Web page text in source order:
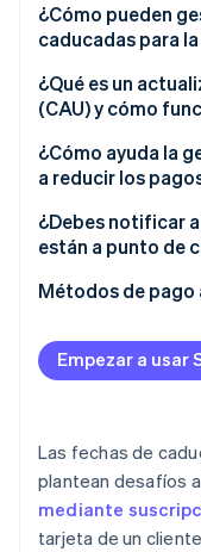
Stripe
Descubre
para la IA.
Ver ahora
¿Cómo pueden
caducadas para
Monitoriza las
Notifica a los
Facilita las
Prepara un
Ofrece un método
Usa un
¿Qué es un
(CAU) y cómo
¿Cómo ayuda la
a reducir los
Reintentos de
Notificaciones
Períodos de gracia
¿Debes notificar
están a punto de
Métodos de
Adeudos directos
Monederos
Método de pago
Métodos de pago
Empezar a usar
Las fechas de
plantean desafíos
mediante
tarjeta de un